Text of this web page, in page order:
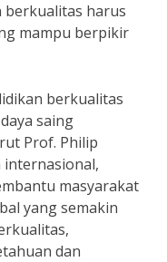
berkualitas harus
mampu berpikir
berkualitas
saing
Prof. Philip
internasional,
masyarakat
yang semakin
dan